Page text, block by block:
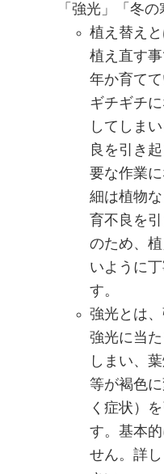
「強光」「冬
植え替え
植え直す
年か育て
ギチギチ
してしま
良を引き
要な作業
細は植物
育不良を
のため、
いように
す。
強光とは
強光に当
しまい、
等が褐色
く症状）
す。基本
せん。詳